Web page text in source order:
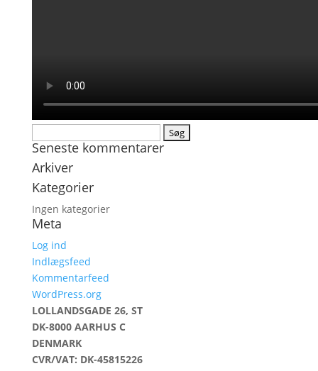
efter:
Seneste kommentarer
Arkiver
Kategorier
Ingen kategorier
Meta
Log ind
Indlægsfeed
Kommentarfeed
WordPress.org
LOLLANDSGADE 26, ST
DK-8000 AARHUS C
DENMARK
CVR/VAT: DK-45815226